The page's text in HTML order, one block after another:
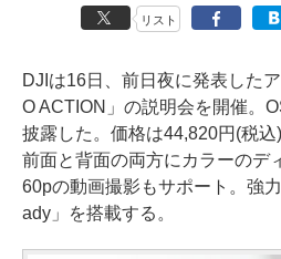
リスト
DJIは16日、前日夜に発表した
O ACTION」の説明会を開催。
披露した。価格は44,820円(税込
前面と背面の両方にカラーのデ
60pの動画撮影もサポート。強
ady」を搭載する。